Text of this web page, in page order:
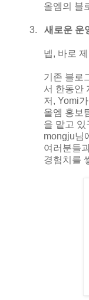
올엠의 블
3. 새로운 운
넵, 바로
기존 블로
서 한동안
저 , Yomi
올엠 홍보
을 맡고 있
mongju님
여러분들
경험치를